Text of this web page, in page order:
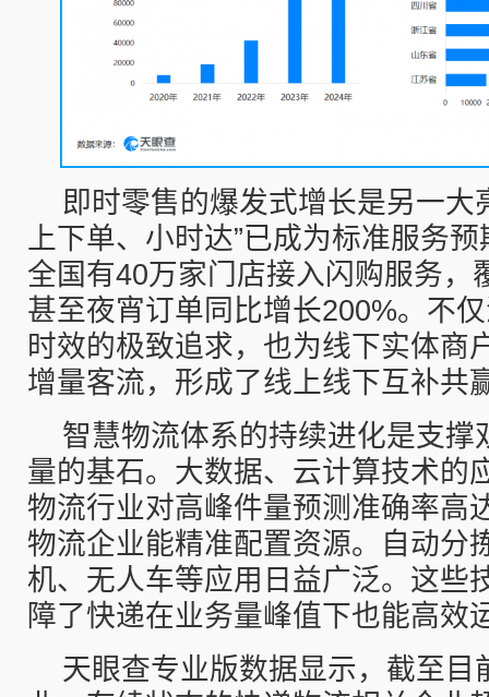
即时零售的爆发式增长是另一大
上下单、小时达”已成为标准服务
全国有40万家门店接入闪购服务，
甚至夜宵订单同比增长200%。不
时效的极致追求，也为线下实体商
增量客流，形成了线上线下互补共
智慧物流体系的持续进化是支撑
量的基石。大数据、云计算技术的
物流行业对高峰件量预测准确率高
物流企业能精准配置资源。自动分
机、无人车等应用日益广泛。这些
障了快递在业务量峰值下也能高效
天眼查专业版数据显示，截至目